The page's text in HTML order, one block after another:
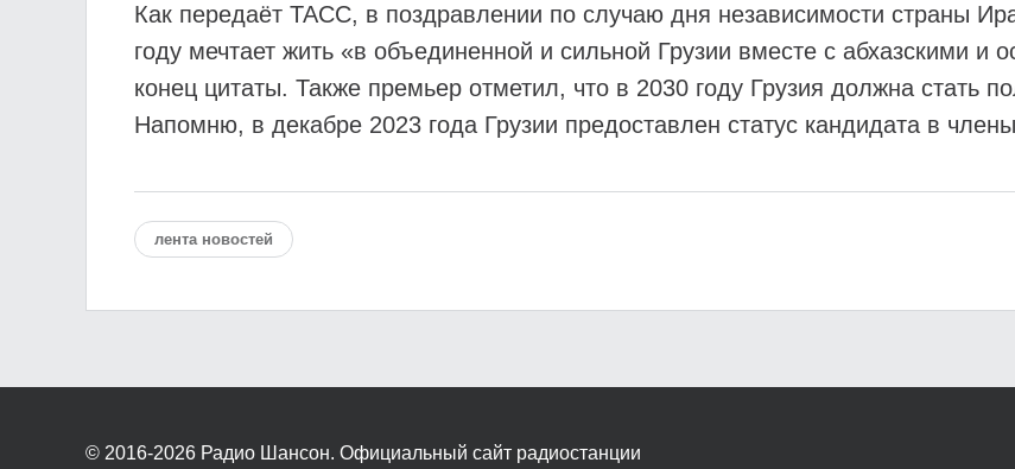
Как передаёт ТАСС, в поздравлении по случаю дня независимости страны
году мечтает жить «в объединенной и сильной Грузии вместе с абхазскими и
конец цитаты. Также премьер отметил, что в 2030 году Грузия должна стать
Напомню, в декабре 2023 года Грузии предоставлен статус кандидата в
лента новостей
© 2016-2026 Радио Шансон. Официальный сайт радиостанции